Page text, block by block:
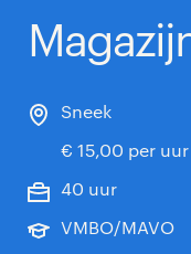
Sneek
€ 15,00 per uur
40 uur
VMBO/MAVO